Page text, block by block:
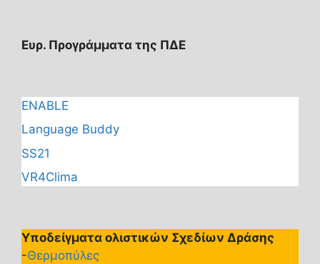
Ευρ. Προγράμματα της ΠΔΕ
ENABLE
Language Buddy
SS21
VR4Clima
Υποδείγματα ολιστικών Σχεδίων Δράσης
-Θερμοπύλες